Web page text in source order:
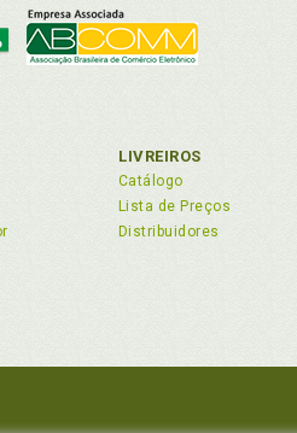
LIVREIROS
Catálogo
Lista de Preços
Distribuidores